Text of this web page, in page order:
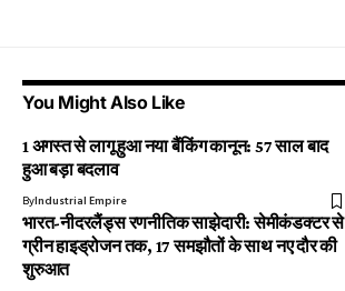
You Might Also Like
1 अगस्त से लागू हुआ नया बैंकिंग कानून: 57 साल बाद
हुआ बड़ा बदलाव
ByIndustrial Empire
भारत-नीदरलैंड्स रणनीतिक साझेदारी: सेमीकंडक्टर से
ग्रीन हाइड्रोजन तक, 17 समझौतों के साथ नए दौर की
शुरुआत